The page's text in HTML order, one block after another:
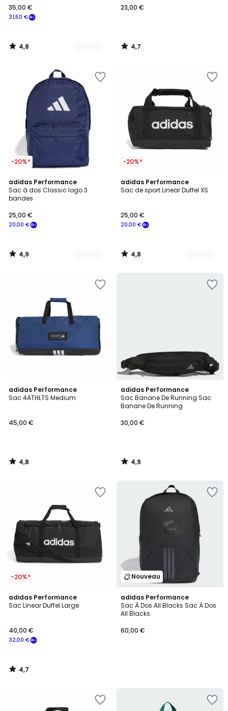
€
souscrivez
notre
programme
place
31,50 €
35,00 €
4,8
/
23,00 €
4,7
/
-20%*
adidas Performance
Sac à dos Classic logo 3
bandes
20,00 €
25,00 €
4,9
/ 5
4
Couleurs
4,9
/
-20%*
adidas Performance
Sac de sport Linear Duffel XS
20,00 €
25,00 €
4,8
/ 5
3
Couleurs
4,8
/
adidas Performance
Sac 4ATHLTS Medium
45,00 €
4,8
/ 5
4,8
/
adidas Performance
Sac Banane De Running Sac
Banane De Running
30,00 €
4,9
/ 5
4,9
/
-20%*
adidas Performance
Sac Linear Duffel Large
32,00 €
40,00 €
4,7
/ 5
4,7
/
Nouveau
adidas Performance
Sac À Dos All Blacks Sac À Dos
All Blacks
60,00 €